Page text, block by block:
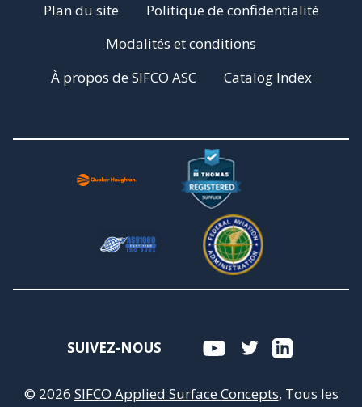
Plan du site
Politique de confidentialité
Modalités et conditions
À propos de SIFCO ASC
Catalog Index
SUIVEZ-NOUS
© 2026 SIFCO Applied Surface Concepts, Tous les